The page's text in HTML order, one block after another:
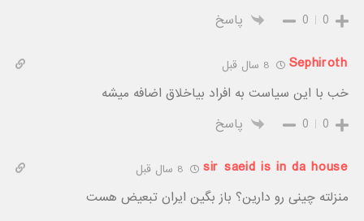
0
0 پاسخ
Sephiroth 8 سال قبل
خب با این سیاست به افراد بیاخلاق اضافه میشه
0
0 پاسخ
sir saeid is in da house
منزلته چینی رو دارین؟ باز بگین ایران تبعیض هست